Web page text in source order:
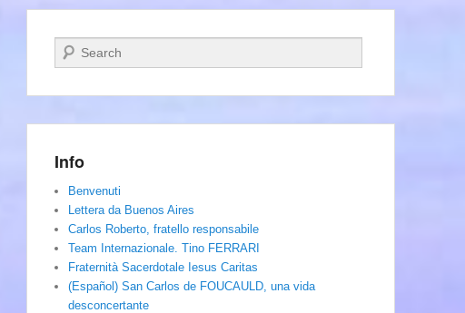
Cerca
Info
Benvenuti
Lettera da Buenos Aires
Carlos Roberto, fratello responsabile
Team Internazionale. Tino FERRARI
Fraternità Sacerdotale Iesus Caritas
(Español) San Carlos de FOUCAULD, una vida
desconcertante